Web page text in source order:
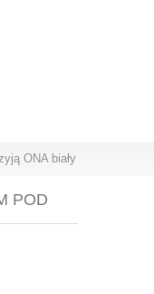
ONA biały
POD